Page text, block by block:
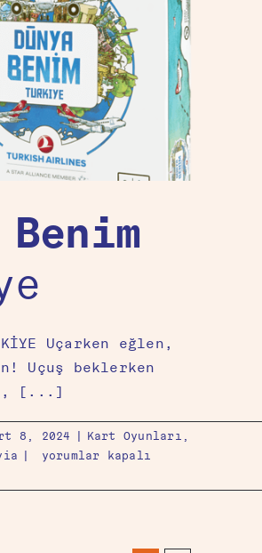
Uçarken eğlen,
Uçuş beklerken
[...]
8, 2024 | Kart Oyunları ,
|
yorumlar kapalı